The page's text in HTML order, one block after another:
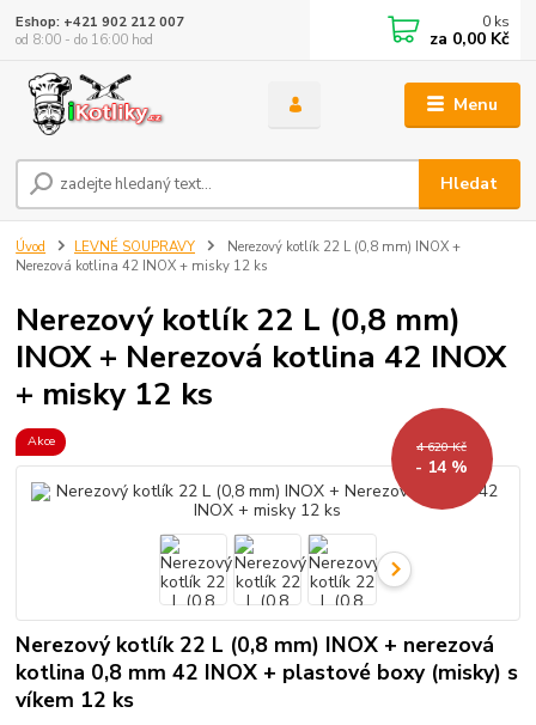
Menu
Hledat
Eshop: +421 902 212 007
od 8:00 - do 16:00 hod
0 ks
za 0,00 Kč
Úvod LEVNÉ SOUPRAVY
Nerezový kotlík 22 L (0,8 mm) INOX +
Nerezová kotlina 42 INOX + misky 12 ks
Nerezový kotlík 22 L (0,8 mm)
INOX + Nerezová kotlina 42 INOX
+ misky 12 ks
Akce 4 620 Kč
- 14 %
Nerezový kotlík 22 L (0,8 mm) INOX + nerezová
kotlina 0,8 mm 42 INOX + plastové boxy (misky) s
víkem 12 ks